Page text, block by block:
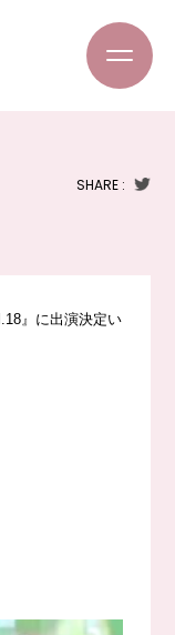
SHARE :
』に出演決定い